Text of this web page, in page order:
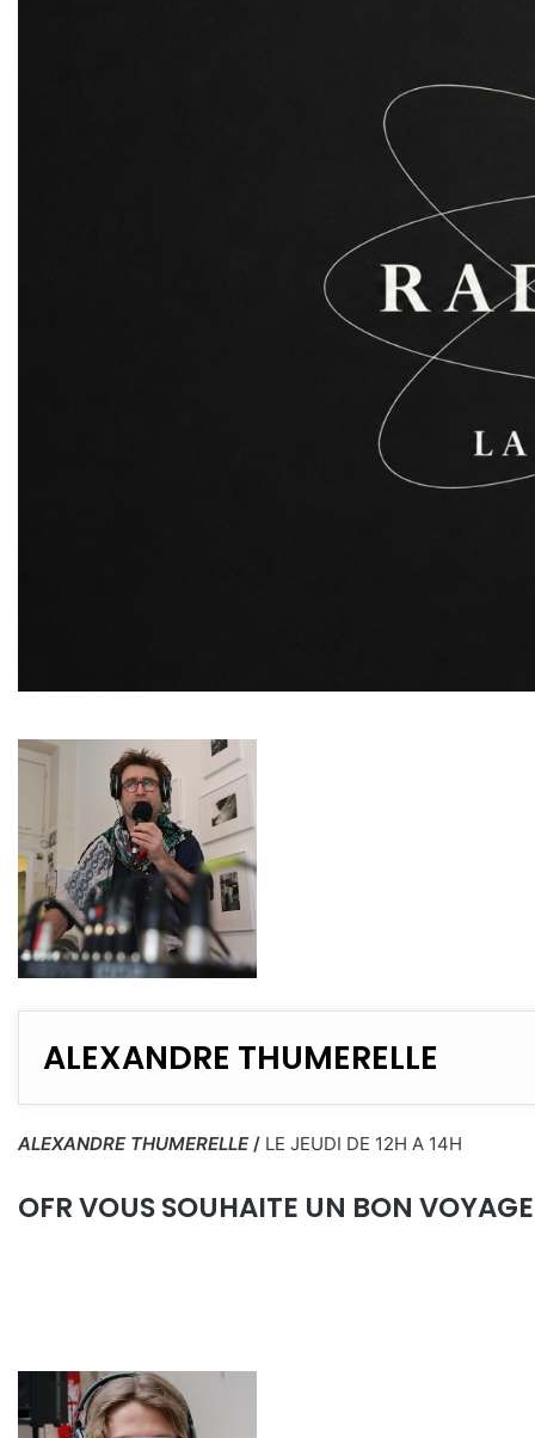
ALEXANDRE THUMERELLE
ALEXANDRE THUMERELLE/ LE JEUDI DE 12H A 14H
OFR VOUS SOUHAITE UN BON